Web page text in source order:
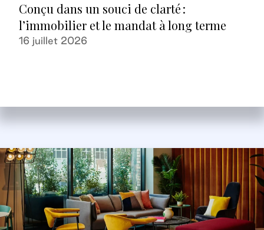
Conçu dans un souci de clarté :
l’immobilier et le mandat à long terme
16 juillet 2026